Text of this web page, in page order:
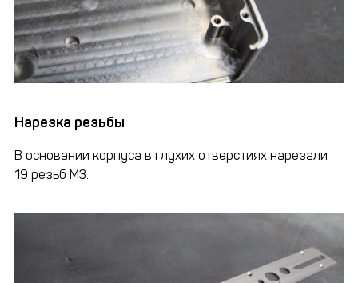
Нарезка резьбы
В основании корпуса в глухих отверстиях нарезали
19 резьб М3.